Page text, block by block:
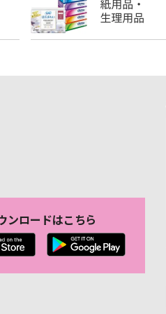
ンロードはこちら